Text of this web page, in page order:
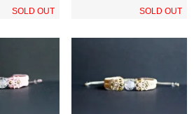
SOLD OUT SOLD OUT